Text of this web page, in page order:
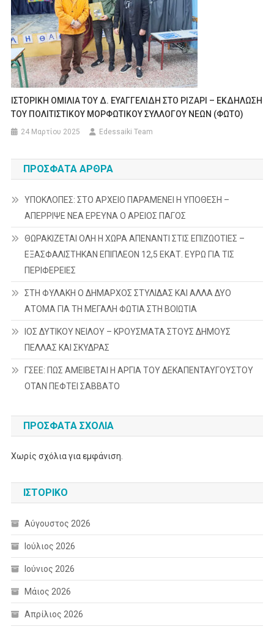
ΙΣΤΟΡΙΚΗ ΟΜΙΛΙΑ ΤΟΥ Δ. ΕΥΑΓΓΕΛΙΔΗ ΣΤΟ ΡΙΖΑΡΙ – ΕΚΔΗΛΩΣΗ
ΤΟΥ ΠΟΛΙΤΙΣΤΙΚΟΥ ΜΟΡΦΩΤΙΚΟΥ ΣΥΛΛΟΓΟΥ ΝΕΩΝ (ΦΩΤΟ)
24 Μαρτίου 2025 Edessaiki Team
ΠΡΌΣΦΑΤΑ ΆΡΘΡΑ
ΥΠΟΚΛΟΠΕΣ: ΣΤΟ ΑΡΧΕΙΟ ΠΑΡΑΜΕΝΕΙ Η ΥΠΟΘΕΣΗ –
ΑΠΕΡΡΙΨΕ ΝΕΑ ΕΡΕΥΝΑ Ο ΑΡΕΙΟΣ ΠΑΓΟΣ
ΘΩΡΑΚΙΖΕΤΑΙ ΟΛΗ Η ΧΩΡΑ ΑΠΕΝΑΝΤΙ ΣΤΙΣ ΕΠΙΖΩΟΤΙΕΣ –
ΕΞΑΣΦΑΛΙΣΤΗΚΑΝ ΕΠΙΠΛΕΟΝ 12,5 ΕΚΑΤ. ΕΥΡΩ ΓΙΑ ΤΙΣ
ΠΕΡΙΦΕΡΕΙΕΣ
ΣΤΗ ΦΥΛΑΚΗ Ο ΔΗΜΑΡΧΟΣ ΣΤΥΛΙΔΑΣ ΚΑΙ ΑΛΛΑ ΔΥΟ
ΑΤΟΜΑ ΓΙΑ ΤΗ ΜΕΓΑΛΗ ΦΩΤΙΑ ΣΤΗ ΒΟΙΩΤΙΑ
ΙΟΣ ΔΥΤΙΚΟΥ ΝΕΙΛΟΥ – ΚΡΟΥΣΜΑΤΑ ΣΤΟΥΣ ΔΗΜΟΥΣ
ΠΕΛΛΑΣ ΚΑΙ ΣΚΥΔΡΑΣ
ΓΣΕΕ: ΠΩΣ ΑΜΕΙΒΕΤΑΙ Η ΑΡΓΙΑ ΤΟΥ ΔΕΚΑΠΕΝΤΑΥΓΟΥΣΤΟΥ
ΟΤΑΝ ΠΕΦΤΕΙ ΣΑΒΒΑΤΟ
ΠΡΌΣΦΑΤΑ ΣΧΌΛΙΑ
Χωρίς σχόλια για εμφάνιση.
ΙΣΤΟΡΙΚΌ
Αύγουστος 2026
Ιούλιος 2026
Ιούνιος 2026
Μάιος 2026
Απρίλιος 2026